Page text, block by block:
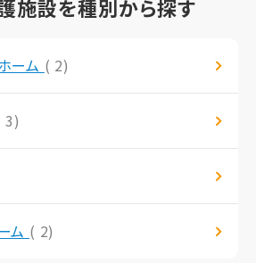
施設を種別から探す
ーム ( 2)
3)
ム ( 2)